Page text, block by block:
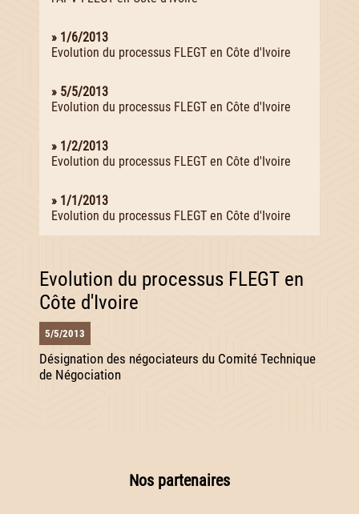
» 1/6/2013
Evolution du processus FLEGT en Côte d'Ivoire
» 5/5/2013
Evolution du processus FLEGT en Côte d'Ivoire
» 1/2/2013
Evolution du processus FLEGT en Côte d'Ivoire
» 1/1/2013
Evolution du processus FLEGT en Côte d'Ivoire
Evolution du processus FLEGT en
Côte d'Ivoire
5/5/2013
Désignation des négociateurs du Comité Technique
de Négociation
Nos partenaires